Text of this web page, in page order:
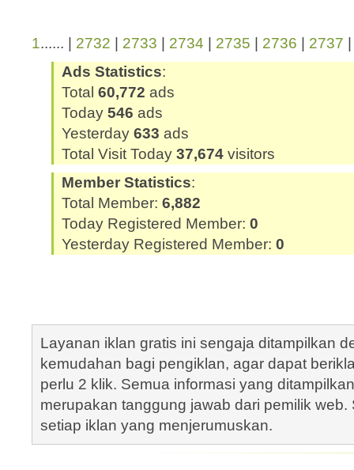
1...... | 2732 2733 2734 2735 2736 2737
Ads Statistics:
Total 60,772 ads
Today 546 ads
Yesterday 633 ads
Total Visit Today 37,674 visitors
Member Statistics:
Total Member: 6,882
Today Registered Member: 0
Yesterday Registered Member: 0
Layanan iklan gratis ini sengaja ditampilkan
kemudahan bagi pengiklan, agar dapat
perlu 2 klik. Semua informasi yang
merupakan tanggung jawab dari pemilik
setiap iklan yang menjerumuskan.